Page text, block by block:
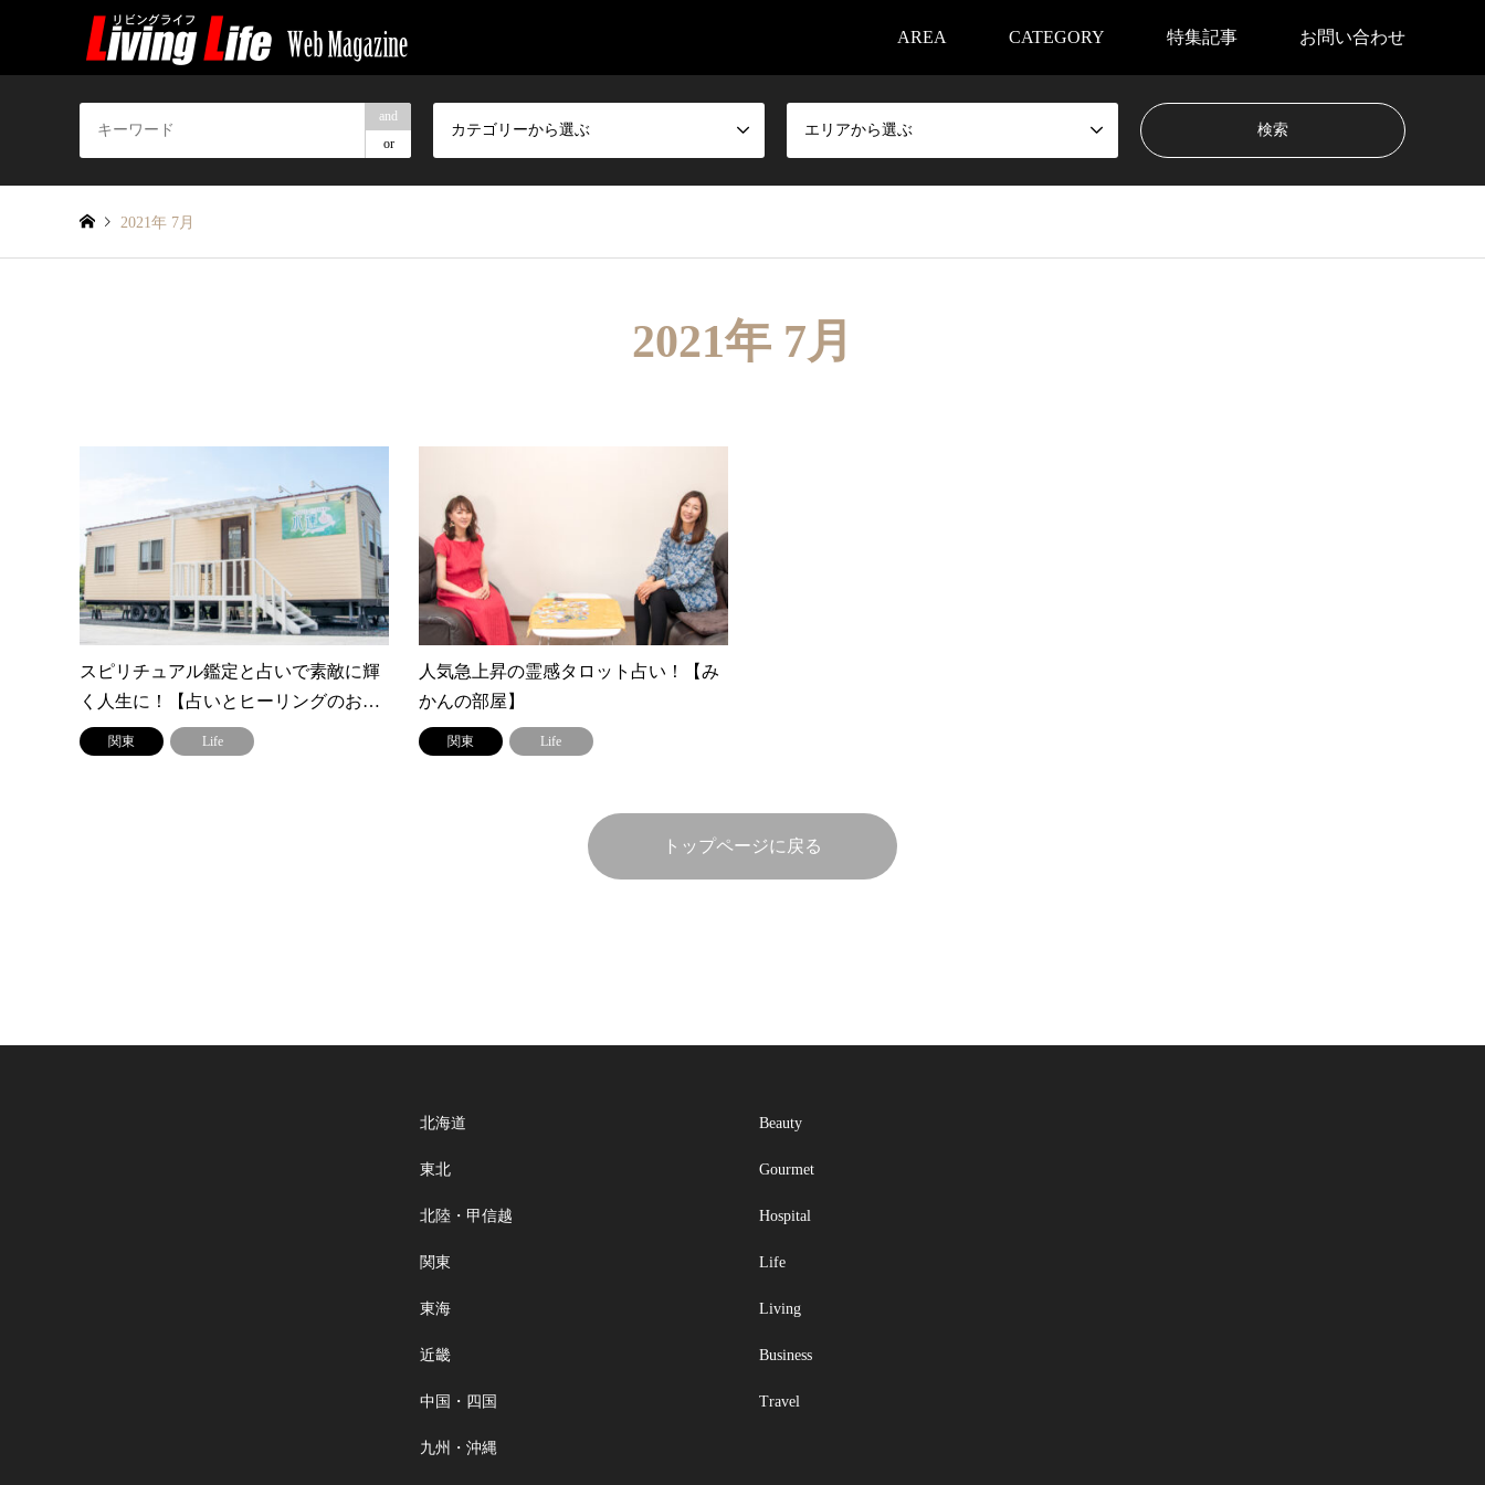
AREA CATEGORY 特集記事 お問い合わせ
and
or
カテゴリーから選ぶ エリアから選ぶ
2021年 7月
2021年 7月
スピリチュアル鑑定と占いで素敵に輝
く人生に！【占いとヒーリングのお…
関東 Life
人気急上昇の霊感タロット占い！【み
かんの部屋】
関東 Life
トップページに戻る
北海道
東北
北陸・甲信越
関東
東海
近畿
中国・四国
九州・沖縄
Beauty
Gourmet
Hospital
Life
Living
Business
Travel